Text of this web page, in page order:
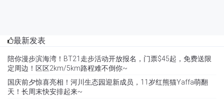
最新发表
陪你漫步滨海湾！BT21走步活动开放报名，门票$45起，免费送限
定周边！区区2km/5km路程难不倒你~
国庆前夕惊喜亮相！河川生态园迎新成员，11岁红熊猫Yaffa萌翻
天！长周末快安排起来~